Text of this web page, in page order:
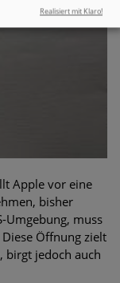
Apple vor eine
bisher
Umgebung, muss
Öffnung zielt
birgt jedoch auch
Realisiert mit Klaro!